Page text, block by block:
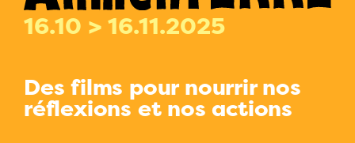
16.10 > 16.11.2025
Des films pour nourrir nos
réflexions et nos actions